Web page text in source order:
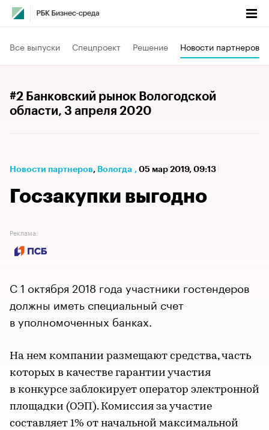
Все выпуски Спецпроект Решение Новости партнеров
#2 Банковский рынок Вологодской
области, 3 апреля 2020
Новости партнеров⁠, Вологда , 05 мар 2019, 09:13
Госзакупки выгодно
Реклама:
С 1 октября 2018 года участники гостендеров
должны иметь специальный счет
в уполномоченных банках.
На нем компании размещают средства, часть
которых в качестве гарантии участия
в конкурсе заблокирует оператор электронной
площадки (ОЭП). Комиссия за участие
составляет 1% от начальной максимальной